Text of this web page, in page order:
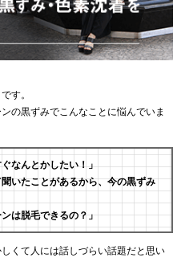
す。
の黒ずみでこんなことに悩んでいま
なんとかしたい！」
いたことがあるから、今の黒ずみ
は脱毛できるの？」
くて人には話しづらい話題だと思い